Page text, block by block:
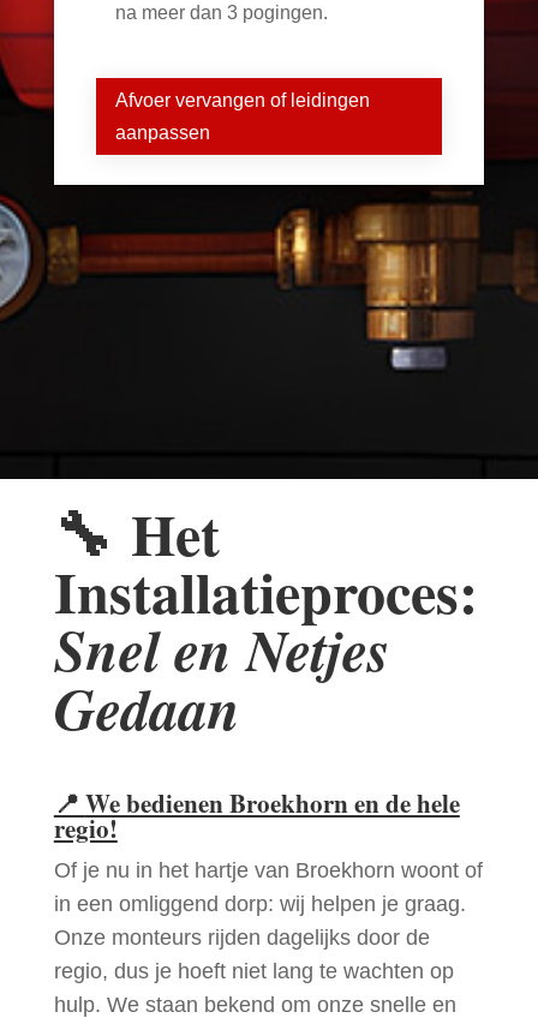
na meer dan 3 pogingen.
Afvoer vervangen of leidingen
aanpassen
🔧 Het
Installatieproces:
Snel en Netjes
Gedaan
📍 We bedienen Broekhorn en de hele
regio!
Of je nu in het hartje van Broekhorn woont of
in een omliggend dorp: wij helpen je graag.
Onze monteurs rijden dagelijks door de
regio, dus je hoeft niet lang te wachten op
hulp. We staan bekend om onze snelle en